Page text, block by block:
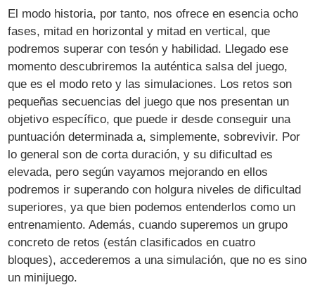
El modo historia, por tanto, nos ofrece en esencia ocho
fases, mitad en horizontal y mitad en vertical, que
podremos superar con tesón y habilidad. Llegado ese
momento descubriremos la auténtica salsa del juego,
que es el modo reto y las simulaciones. Los retos son
pequeñas secuencias del juego que nos presentan un
objetivo específico, que puede ir desde conseguir una
puntuación determinada a, simplemente, sobrevivir. Por
lo general son de corta duración, y su dificultad es
elevada, pero según vayamos mejorando en ellos
podremos ir superando con holgura niveles de dificultad
superiores, ya que bien podemos entenderlos como un
entrenamiento. Además, cuando superemos un grupo
concreto de retos (están clasificados en cuatro
bloques), accederemos a una simulación, que no es sino
un minijuego.